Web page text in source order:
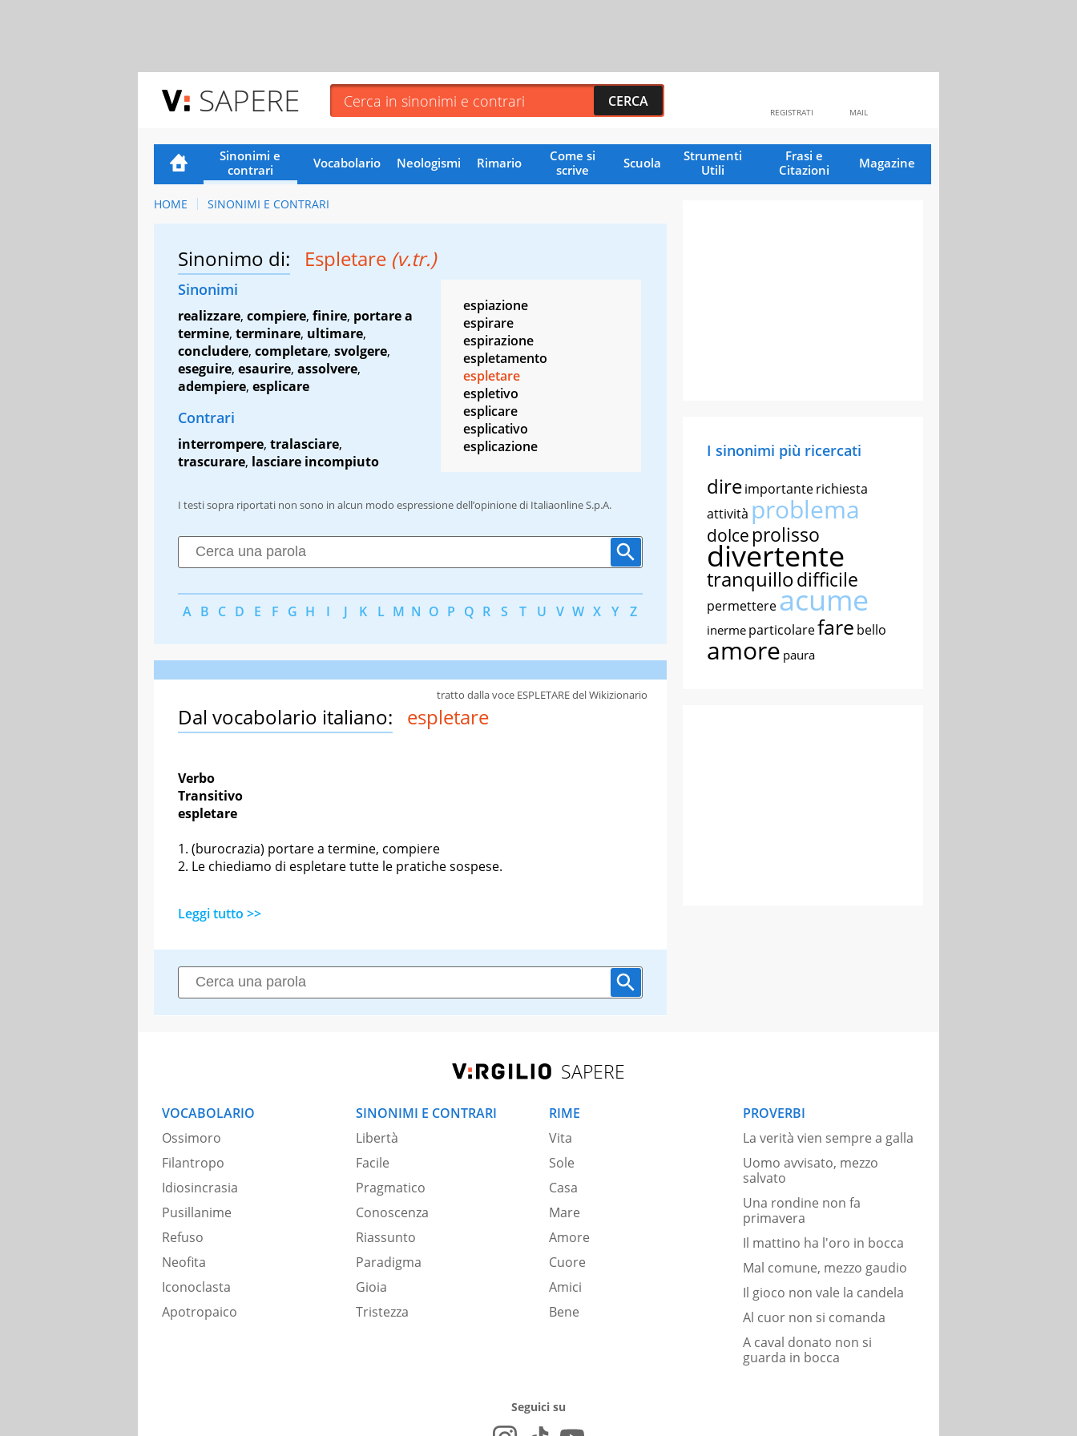
SAPERE MAIL
REGISTRATI
Sinonimi e
contrari
Vocabolario Neologismi Rimario
Come si
scrive
Scuola
Strumenti
Utili
Frasi e
Citazioni
Magazine
HOME SINONIMI E CONTRARI
Sinonimo di: Espletare (v.tr.)
Sinonimi
realizzare, compiere, finire, portare a
termine, terminare, ultimare,
concludere, completare, svolgere,
eseguire, esaurire, assolvere,
adempiere, esplicare
Contrari
interrompere, tralasciare,
trascurare, lasciare incompiuto
espiazione
espirare
espirazione
espletamento
espletare
espletivo
esplicare
esplicativo
esplicazione
I testi sopra riportati non sono in alcun modo espressione dell’opinione di Italiaonline S.p.A.
A B C D E F G H I J K L M N O P Q R S T U V W X Y Z
Dal vocabolario italiano: espletare
Verbo
Transitivo
espletare
(burocrazia) portare a termine, compiere
Le chiediamo di espletare tutte le pratiche sospese.
Leggi tutto >>
tratto dalla voce ESPLETARE del Wikizionario
I sinonimi più ricercati
direimportanterichiesta
attività problema
dolce prolisso
divertente
tranquillodifficile
permettereacume
inerme particolarefare bello
amore paura
SAPERE
VOCABOLARIO
Ossimoro
Filantropo
Idiosincrasia
Pusillanime
Refuso
Neofita
Iconoclasta
Apotropaico
SINONIMI E CONTRARI
Libertà
Facile
Pragmatico
Conoscenza
Riassunto
Paradigma
Gioia
Tristezza
RIME
Vita
Sole
Casa
Mare
Amore
Cuore
Amici
Bene
PROVERBI
La verità vien sempre a galla
Uomo avvisato, mezzo
salvato
Una rondine non fa
primavera
Il mattino ha l'oro in bocca
Mal comune, mezzo gaudio
Il gioco non vale la candela
Al cuor non si comanda
A caval donato non si
guarda in bocca
Seguici su